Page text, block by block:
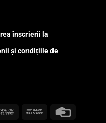
înscrierii la
și condițiile de
Cash
Bank